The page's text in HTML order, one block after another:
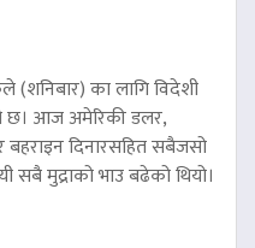
(शनिबार) का लागि विदेशी
छ। आज अमेरिकी डलर,
बहराइन दिनारसहित सबैजसो
सबै मुद्राको भाउ बढेको थियो।